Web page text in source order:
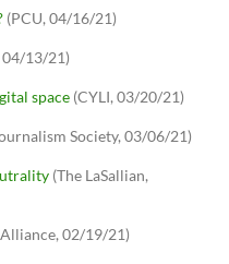
(PCU, 04/16/21)
04/13/21)
space (CYLI, 03/20/21)
Society, 03/06/21)
(The LaSallian,
02/19/21)